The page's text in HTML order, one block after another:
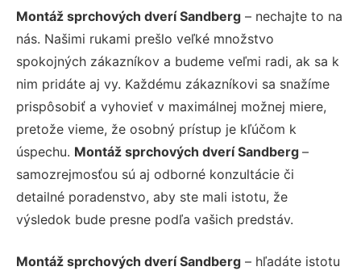
Montáž sprchových dverí Sandberg – nechajte to na
nás. Našimi rukami prešlo veľké množstvo
spokojných zákazníkov a budeme veľmi radi, ak sa k
nim pridáte aj vy. Každému zákazníkovi sa snažíme
prispôsobiť a vyhovieť v maximálnej možnej miere,
pretože vieme, že osobný prístup je kľúčom k
úspechu. Montáž sprchových dverí Sandberg –
samozrejmosťou sú aj odborné konzultácie či
detailné poradenstvo, aby ste mali istotu, že
výsledok bude presne podľa vašich predstáv.
Montáž sprchových dverí Sandberg – hľadáte istotu